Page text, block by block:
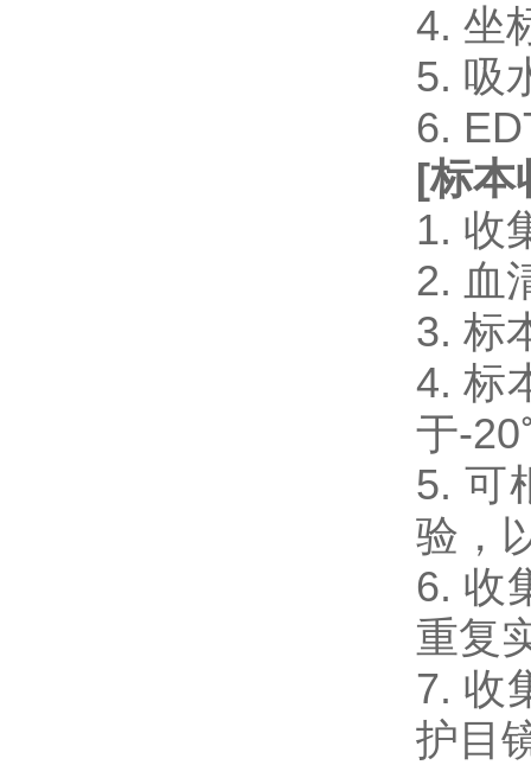
4. 坐
5. 吸
6.
[标本
1. 收
2. 血
3. 标
4. 标
于-
5. 可
验，
6. 收
重复
7. 收
护目